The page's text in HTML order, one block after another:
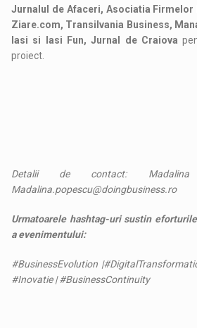
Jurnalul de Afaceri, Asociatia Firmelor
Ziare.com, Transilvania Business,
Iasi si Iasi Fun, Jurnal de Craiova
proiect.
Detalii de contact: Madalina
Madalina.popescu@doingbusiness.ro
Urmatoarele hashtag-uri sustin
a evenimentului:
#BusinessEvolution
#Inovatie | #BusinessContinuity